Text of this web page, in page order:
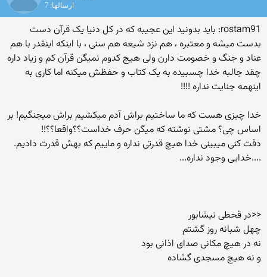
ارسالها: 7
rostam91: باید بدونید این عجیبه که در کل دنیا یک قرآن دست
بدست میشه و معتبره ، هم نزد شیعه هم سنی ، با اینکه اینقدر با هم
عناد و جنگ و خصومت دارن ولی هیچ کدوم نمیگن قرآن کم و زیاد داره
چقد جالبه خدا چسبیده به یک کتاب و حفظش میکنه اما کاری به
اینهمه جنایت نداره !!!!
خدا چیزی هست که ما ساختیم براش آدم میکشیم براش میجنگیم! بر
اساس چی؟ مشتی نوشته که میگن حرف خداست؟؟واقعا؟؟!!
دقت کنی میبینی خدا هیچ قدرتی نداره و ماییم که بهش قدرت دادیم.
....خدایی وجود نداره...
<<در قحطی نیشابور
چهل شبانه ‌روز گشتم
نه در هیچ مکانی صدای اذانی بود
و نه هیچ مسجدی گشاده